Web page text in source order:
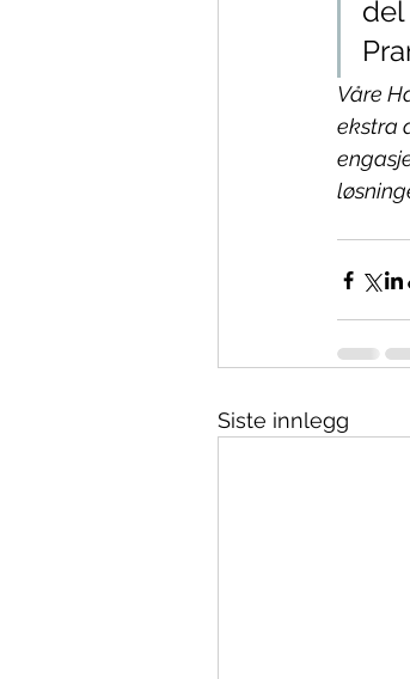
Våre
ekstra
Siste innlegg